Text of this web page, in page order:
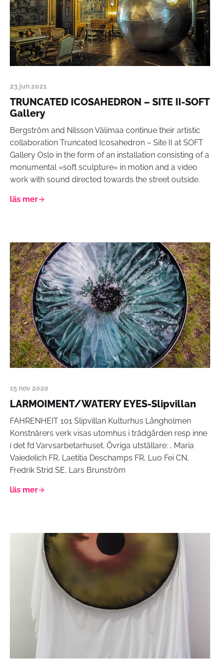
23 jun 2021
TRUNCATED ICOSAHEDRON – SITE II-SOFT
Gallery
Bergström and Nilsson Välimaa continue their artistic
collaboration Truncated Icosahedron – Site II at SOFT
Gallery Oslo in the form of an installation consisting of a
monumental »soft sculpture« in motion and a video
work with sound directed towards the street outside.
läs mer
15 nov 2020
LARMOIMENT/WATERY EYES-Slipvillan
FAHRENHEIT 101 Slipvillan Kulturhus Långholmen
Konstnärers verk visas utomhus i trädgården resp inne
i det fd Varvsarbetarhuset. Övriga utställare: , Maria
Vaiedelich FR, Laetitia Deschamps FR, Luo Fei CN,
Fredrik Strid SE, Lars Brunström
läs mer